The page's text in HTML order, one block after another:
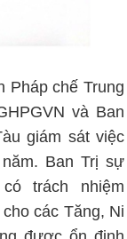
Pháp chế Trung
và Ban
giám sát việc
Ban Trị sự
trách nhiệm
các Tăng, Ni